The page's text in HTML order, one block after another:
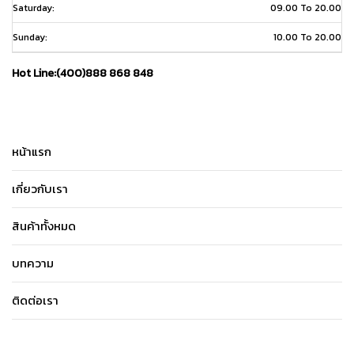
Saturday: 09.00 To 20.00
Sunday: 10.00 To 20.00
Hot Line:(400)888 868 848
หน้าแรก
เกี่ยวกับเรา
สินค้าทั้งหมด
บทความ
ติดต่อเรา